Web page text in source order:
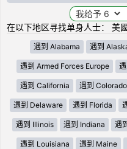
在以下地区寻找单身人士： 美
遇到 Alabama 遇到
遇到 Armed Forces Europe
遇到 California 遇到 Colorado
遇到 Delaware 遇到 Florida
遇到 Illinois 遇到 Indiana 遇
遇到 Louisiana 遇到 Maine